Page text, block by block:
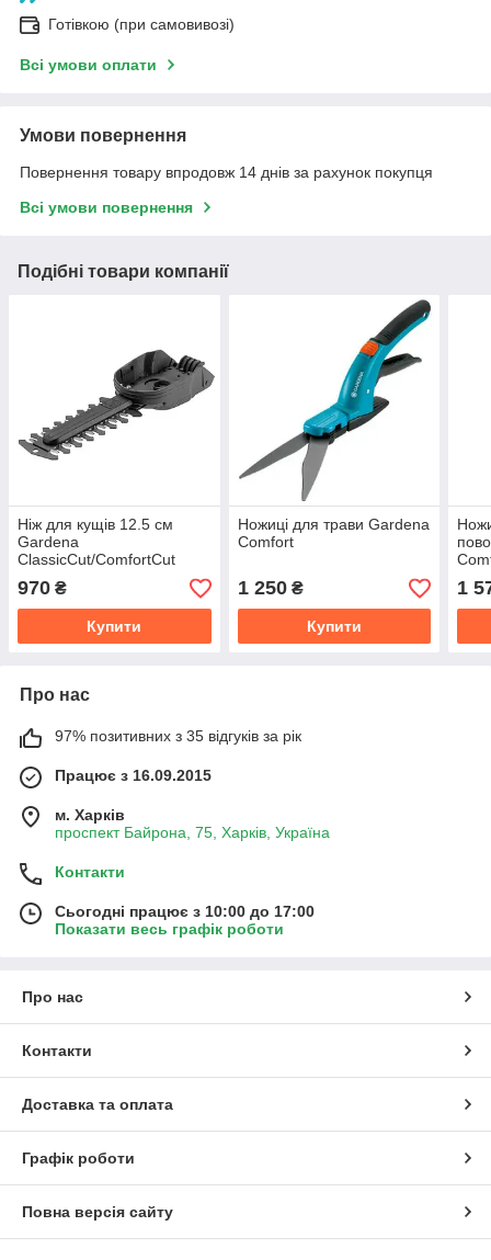
Готівкою (при самовивозі)
Всі умови оплати
Умови повернення
Повернення товару впродовж 14 днів за рахунок покупця
Всі умови повернення
Подібні товари компанії
Ніж для кущів 12.5 см
Gardena
ClassicCut/ComfortCut
970 ₴
Купити
Ножиці для трави Gardena
Comfort
1 250₴
Купити
1
Про нас
97% позитивних з 35 відгуків за рік
Працює з 16.09.2015
м. Харків
проспект Байрона, 75, Харків, Україна
Контакти
Сьогодні працює з 10:00 до 17:00
Показати весь графік роботи
Про нас
Контакти
Доставка та оплата
Графік роботи
Повна версія сайту